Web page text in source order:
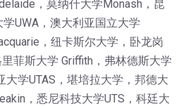
，莫纳什大学Monash，昆
UWA，澳大利亚国立大学
，纽卡斯尔大学，卧龙岗
菲斯大学 Griffith，弗林德斯大学
大学UTAS，堪培拉大学，邦德大
，悉尼科技大学UTS，科廷大